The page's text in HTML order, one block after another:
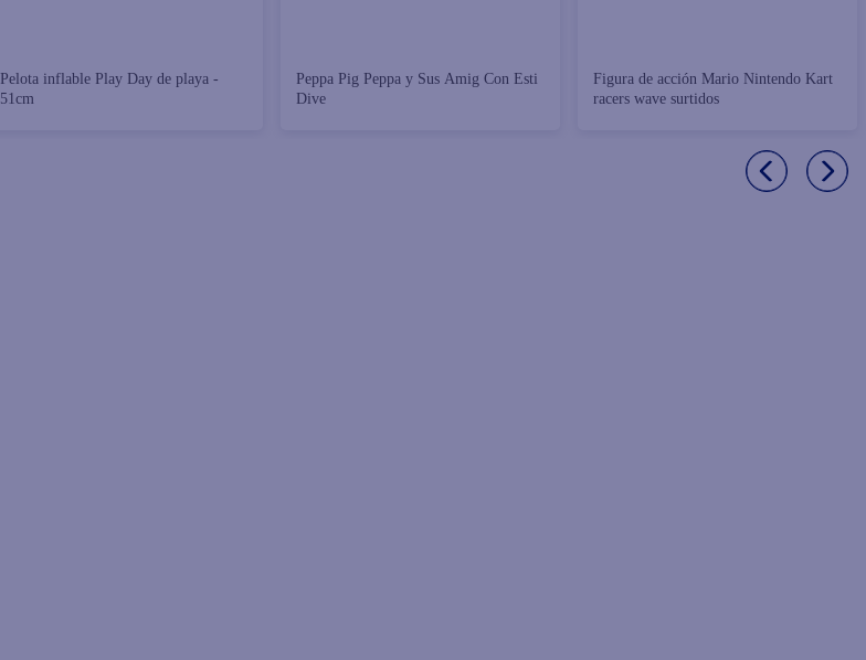
Pelota inflable Play Day de playa -
51cm
Peppa Pig Peppa y Sus Amig Con Esti
Dive
Figura de acción Mario Nintendo Kart
racers wave surtidos